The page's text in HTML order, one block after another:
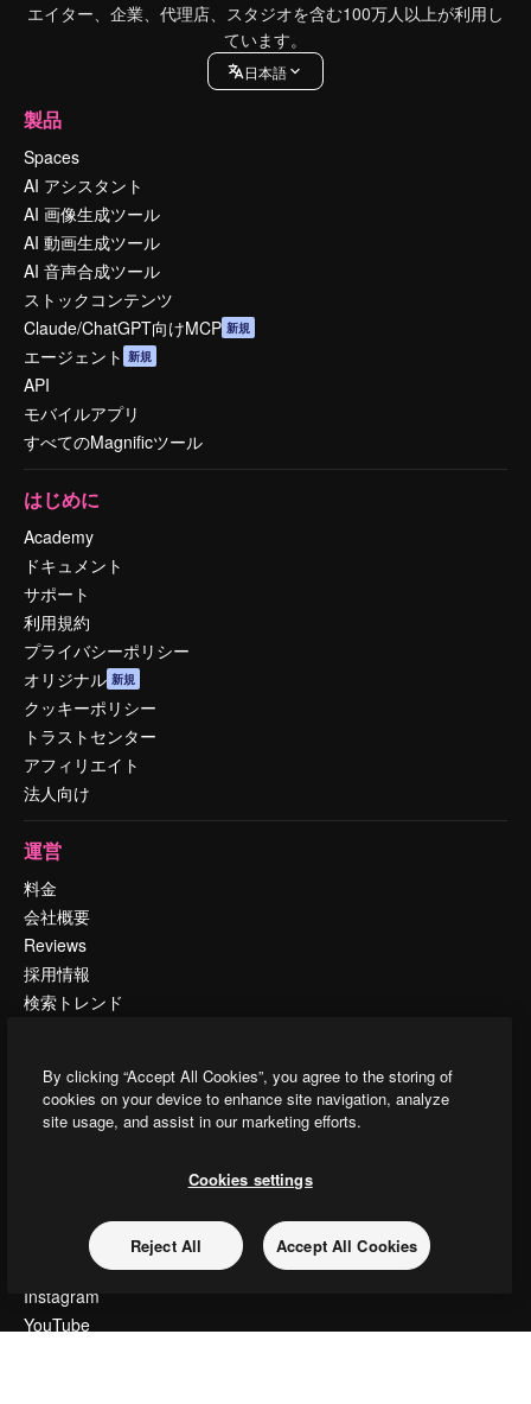
エイター、企業、代理店、スタジオを含む100万人以上が利用し
ています。
日本語
製品
Spaces
AI アシスタント
AI 画像生成ツール
AI 動画生成ツール
AI 音声合成ツール
ストックコンテンツ
Claude/ChatGPT向けMCP 新規
エージェント 新規
API
モバイルアプリ
すべてのMagnificツール
はじめに
Academy
ドキュメント
サポート
利用規約
プライバシーポリシー
オリジナル 新規
クッキーポリシー
トラストセンター
アフィリエイト
法人向け
運営
料金
会社概要
Reviews
採用情報
検索トレンド
Slidesgo
コンテンツを販売する
magnific.aiをお探しですか？
お問い合わせ
顧客サポート
Instagram
YouTube
By clicking “Accept All Cookies”, you agree to the storing of
cookies on your device to enhance site navigation, analyze
site usage, and assist in our marketing efforts.
Cookies settings
Reject All Accept All Cookies